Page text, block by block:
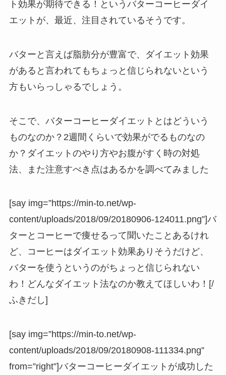
ト効果が期待できる！というバターコーヒーダイ
エットが、最近、注目されているそうです。
バターと言えば脂肪分が豊富で、ダイエット効果
があると言われてもちょっと信じられないという
方もいらっしゃるでしょう。
そこで、バターコーヒーダイエットとはどういう
ものなのか？2週間くらいで効果がでるものなの
か？ダイエットのやり方やお腹がすく時の対処
法、また注意すべき点はあるかを調べてみました
[say img=”https://min-to.net/wp-
content/uploads/2018/09/20180906-124011.png”]バ
ターとコーヒーで痩せるって聞いたことあるけれ
ど、コーヒーはダイエット効果ありそうだけど、
バターを使うというのがちょっと信じられない
わ！どんなダイエット法なのか教えてほしいわ！[/
ふきだし]
[say img=”https://min-to.net/wp-
content/uploads/2018/09/20180908-111334.png”
from=”right”]バターコーヒーダイエットが成功した